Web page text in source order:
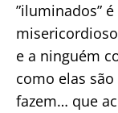
”iluminados”
e a ninguém
como elas
fazem… que